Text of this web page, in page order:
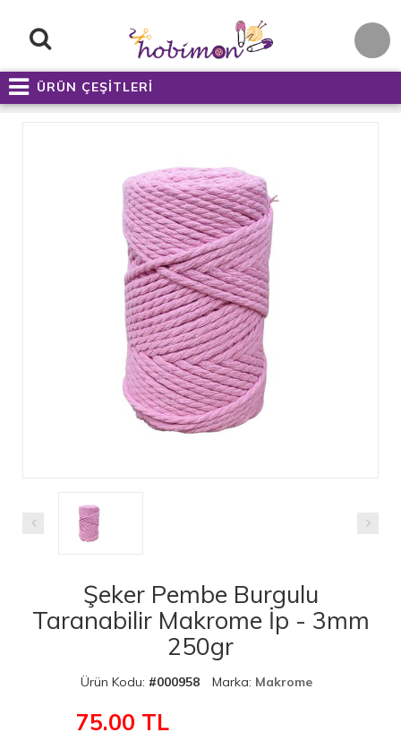
ÜRÜN ÇEŞİTLERİ
Şeker Pembe Burgulu
Taranabilir Makrome İp - 3mm
250gr
Ürün Kodu: #000958 Marka: Makrome
75.00 TL